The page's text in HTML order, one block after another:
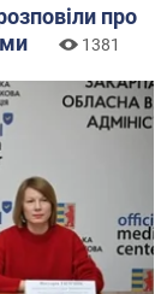
про
1381